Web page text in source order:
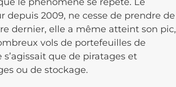
2009, ne cesse de prendre de
dernier, elle a même atteint son pic,
vols de portefeuilles de
que de piratages et
ou de stockage.